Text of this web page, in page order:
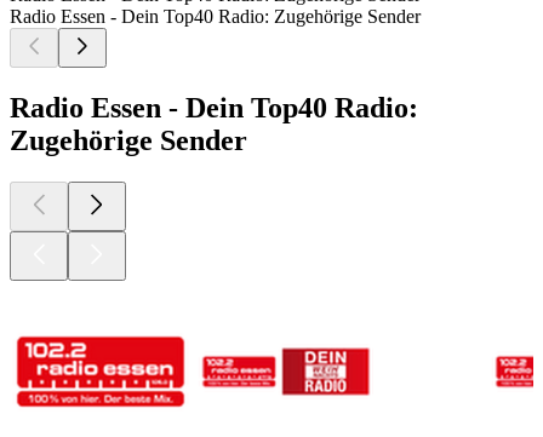
Radio Essen - Dein Top40 Radio: Zugehörige Sender
Radio Essen - Dein Top40 Radio:
Zugehörige Sender